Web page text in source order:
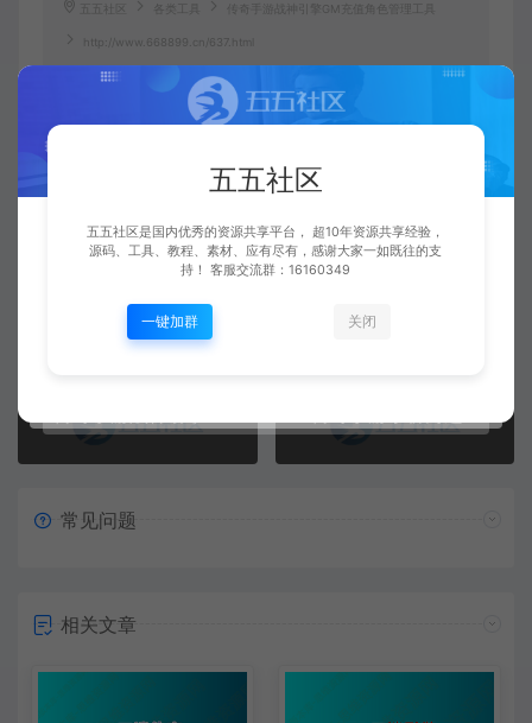
五五社区 各类工具 传奇手游战神引擎GM充值角色管理工具
http://www.668899.cn/637.html
五五社区 生成海报 复制本文链接
常见问题
相关文章
五五社区
五五社区是国内优秀的资源共享平台， 超10年资源共享经验，
源码、工具、教程、素材、应有尽有，感谢大家一如既往的支
持！ 客服交流群：16160349
一键加群 关闭